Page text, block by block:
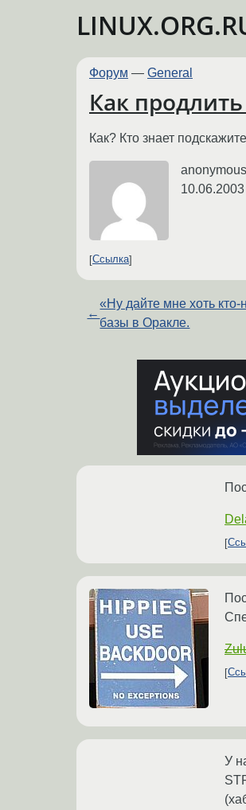
Форум — General
Как
Как? Кто знает
anonymous
Ссылка
←
«Ну дайте мне хоть
базы в Оракле.
У